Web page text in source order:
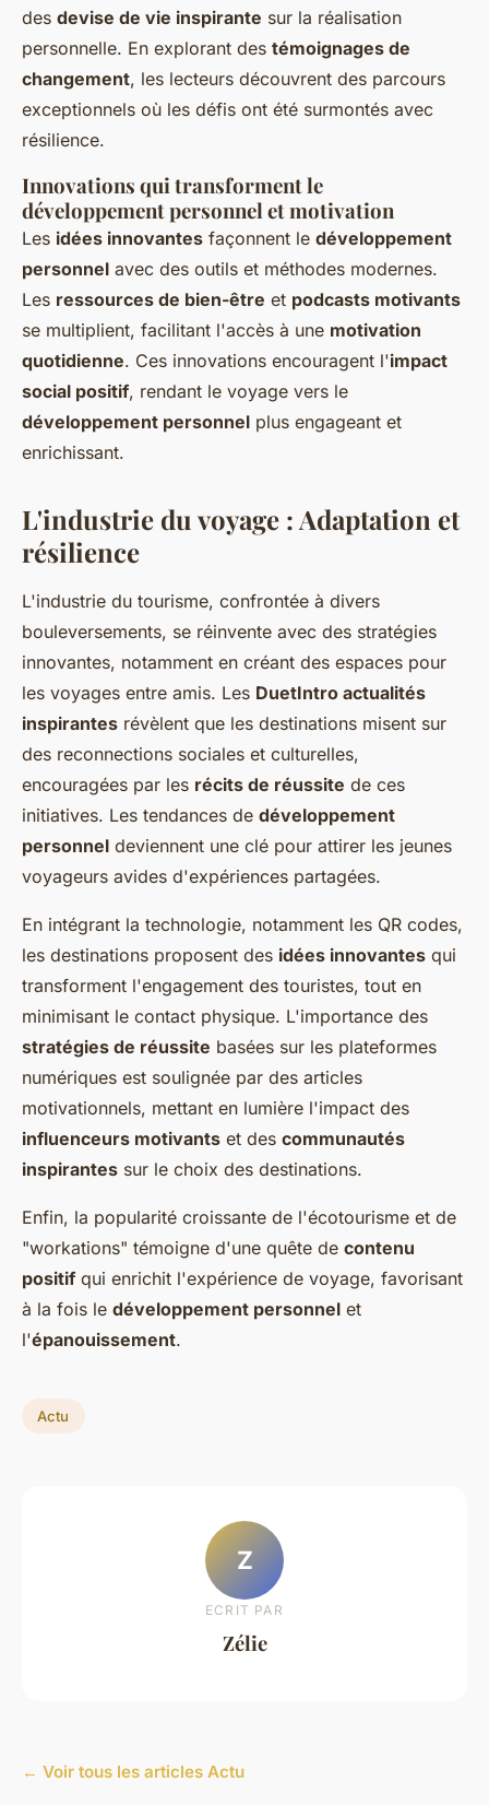
des devise de vie inspirante sur la réalisation
personnelle. En explorant des témoignages de
changement, les lecteurs découvrent des parcours
exceptionnels où les défis ont été surmontés avec
résilience.
Innovations qui transforment le
développement personnel et motivation
Les idées innovantes façonnent le développement
personnel avec des outils et méthodes modernes.
Les ressources de bien-être et podcasts motivants
se multiplient, facilitant l'accès à une motivation
quotidienne. Ces innovations encouragent l'impact
social positif, rendant le voyage vers le
développement personnel plus engageant et
enrichissant.
L'industrie du voyage : Adaptation et
résilience
L'industrie du tourisme, confrontée à divers
bouleversements, se réinvente avec des stratégies
innovantes, notamment en créant des espaces pour
les voyages entre amis. Les DuetIntro actualités
inspirantes révèlent que les destinations misent sur
des reconnections sociales et culturelles,
encouragées par les récits de réussite de ces
initiatives. Les tendances de développement
personnel deviennent une clé pour attirer les jeunes
voyageurs avides d'expériences partagées.
En intégrant la technologie, notamment les QR codes,
les destinations proposent des idées innovantes qui
transforment l'engagement des touristes, tout en
minimisant le contact physique. L'importance des
stratégies de réussite basées sur les plateformes
numériques est soulignée par des articles
motivationnels, mettant en lumière l'impact des
influenceurs motivants et des communautés
inspirantes sur le choix des destinations.
Enfin, la popularité croissante de l'écotourisme et de
"workations" témoigne d'une quête de contenu
positif qui enrichit l'expérience de voyage, favorisant
à la fois le développement personnel et
l'épanouissement.
Actu
Z
ECRIT PAR
Zélie
← Voir tous les articles Actu